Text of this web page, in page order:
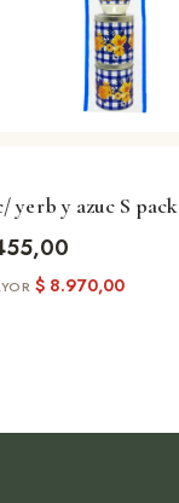
yerb y azuc S pack
$ 8.970,00